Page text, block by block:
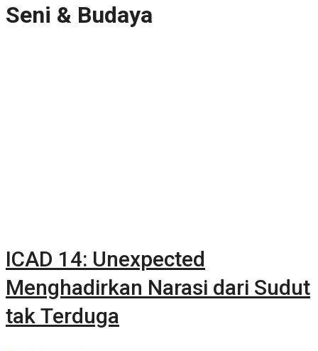
Seni & Budaya
ICAD 14: Unexpected
Menghadirkan Narasi dari Sudut
tak Terduga